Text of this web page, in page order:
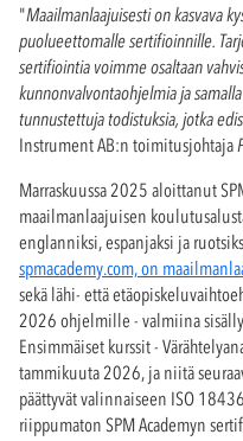
"Maailmanlaajuisesti on kasvava
puolueettomalle sertifioinnille.
sertifiointia voimme osaltaan
kunnonvalvontaohjelmia ja
tunnustettuja todistuksia, jotka
Instrument AB:n toimitusjohtaja
Marraskuussa 2025 aloittanut
maailmanlaajuisen
englanniksi, espanjaksi ja
spmacademy.com, on
sekä lähi- että
2026 ohjelmille - valmiina
Ensimmäiset kurssit -
tammikuuta 2026, ja niitä
päättyvät valinnaiseen ISO
riippumaton SPM Academyn